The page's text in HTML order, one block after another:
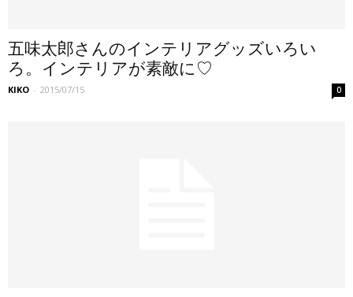
五味太郎さんのインテリアグッズいろい
ろ。インテリアが素敵に♡
KIKO - 2015/07/15 0